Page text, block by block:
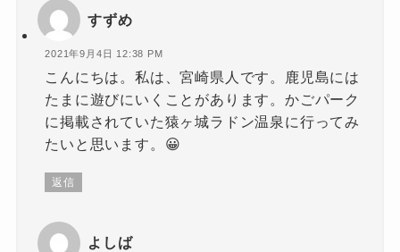
すずめ
2021年9月4日 12:38 PM
こんにちは。私は、宮崎県人です。鹿児島には
たまに遊びにいくことがあります。かごパーク
に掲載されていた猿ヶ城ラドン温泉に行ってみ
たいと思います。😀
返信
よしば